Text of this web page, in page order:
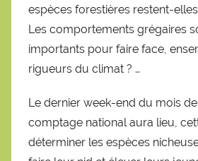
espèces forestières restent-
Les comportements grégaires
importants pour faire face,
rigueurs du climat ? …
Le dernier week-end du mois
comptage national aura lieu,
déterminer les espèces